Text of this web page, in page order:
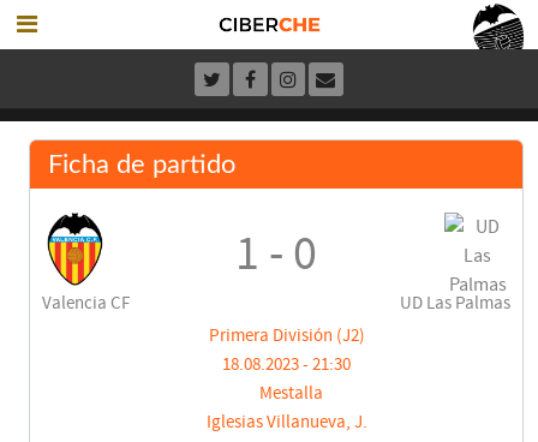
Ficha de partido
Valencia CF
1 - 0
UD Las Palmas
Primera División (J2)
18.08.2023 - 21:30
Mestalla
Iglesias Villanueva, J.